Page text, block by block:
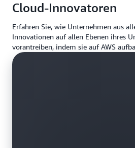
Cloud-Innovatoren
Erfahren Sie, wie Unternehmen aus
Innovationen auf allen Ebenen ihres
vorantreiben, indem sie auf AWS